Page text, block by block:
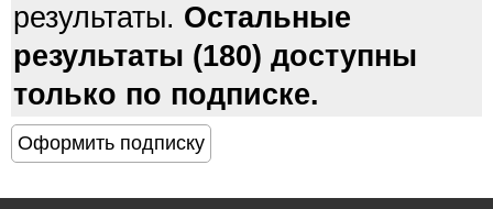
результаты. Остальные
результаты (180) доступны
только по подписке.